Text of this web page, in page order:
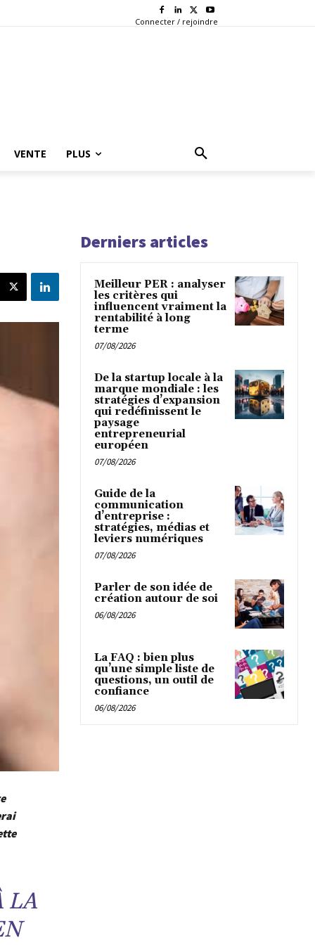
Connecter / rejoindre
VENTE PLUS
LA
Derniers articles
Meilleur PER : analyser
les critères qui
influencent vraiment la
rentabilité à long
terme
07/08/2026
De la startup locale à la
marque mondiale : les
stratégies d’expansion
qui redéfinissent le
paysage
entrepreneurial
européen
07/08/2026
Guide de la
communication
d’entreprise :
stratégies, médias et
leviers numériques
07/08/2026
Parler de son idée de
création autour de soi
06/08/2026
La FAQ : bien plus
qu’une simple liste de
questions, un outil de
confiance
06/08/2026